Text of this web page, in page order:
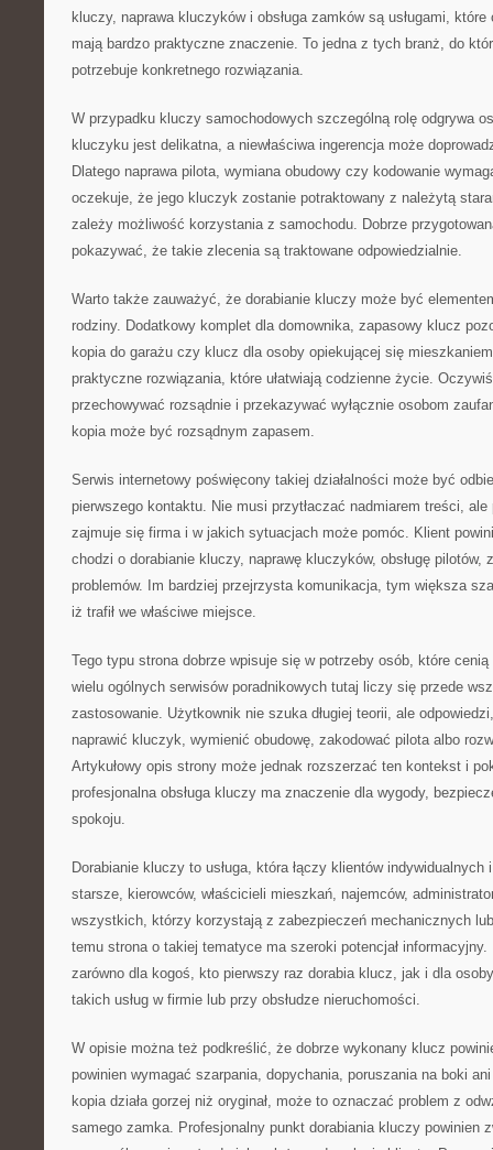
kluczy, naprawa kluczyków i obsługa zamków są usługami,
mają bardzo praktyczne znaczenie. To jedna z tych branż, do
potrzebuje konkretnego rozwiązania.
W przypadku kluczy samochodowych szczególną rolę odgrywa
kluczyku jest delikatna, a niewłaściwa ingerencja może
Dlatego naprawa pilota, wymiana obudowy czy kodowanie
oczekuje, że jego kluczyk zostanie potraktowany z należytą
zależy możliwość korzystania z samochodu. Dobrze
pokazywać, że takie zlecenia są traktowane odpowiedzialnie.
Warto także zauważyć, że dorabianie kluczy może być
rodziny. Dodatkowy komplet dla domownika, zapasowy klucz
kopia do garażu czy klucz dla osoby opiekującej się
praktyczne rozwiązania, które ułatwiają codzienne życie.
przechowywać rozsądnie i przekazywać wyłącznie osobom
kopia może być rozsądnym zapasem.
Serwis internetowy poświęcony takiej działalności może być
pierwszego kontaktu. Nie musi przytłaczać nadmiarem treści,
zajmuje się firma i w jakich sytuacjach może pomóc. Klient
chodzi o dorabianie kluczy, naprawę kluczyków, obsługę pilotów,
problemów. Im bardziej przejrzysta komunikacja, tym większa
iż trafił we właściwe miejsce.
Tego typu strona dobrze wpisuje się w potrzeby osób, które
wielu ogólnych serwisów poradnikowych tutaj liczy się przede
zastosowanie. Użytkownik nie szuka długiej teorii, ale
naprawić kluczyk, wymienić obudowę, zakodować pilota albo
Artykułowy opis strony może jednak rozszerzać ten kontekst i
profesjonalna obsługa kluczy ma znaczenie dla wygody,
spokoju.
Dorabianie kluczy to usługa, która łączy klientów indywidualnych
starsze, kierowców, właścicieli mieszkań, najemców,
wszystkich, którzy korzystają z zabezpieczeń mechanicznych
temu strona o takiej tematyce ma szeroki potencjał
zarówno dla kogoś, kto pierwszy raz dorabia klucz, jak i dla
takich usług w firmie lub przy obsłudze nieruchomości.
W opisie można też podkreślić, że dobrze wykonany klucz
powinien wymagać szarpania, dopychania, poruszania na boki
kopia działa gorzej niż oryginał, może to oznaczać problem z
samego zamka. Profesjonalny punkt dorabiania kluczy powinien